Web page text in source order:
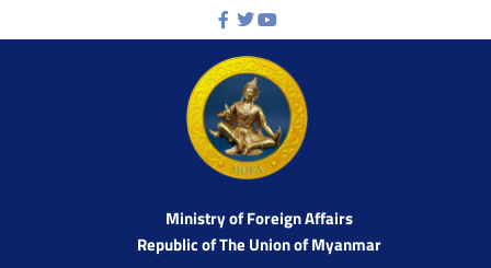
to
Facebook
TwitterYoutube
Ministry of Foreign Affairs
Republic of The Union of Myanmar